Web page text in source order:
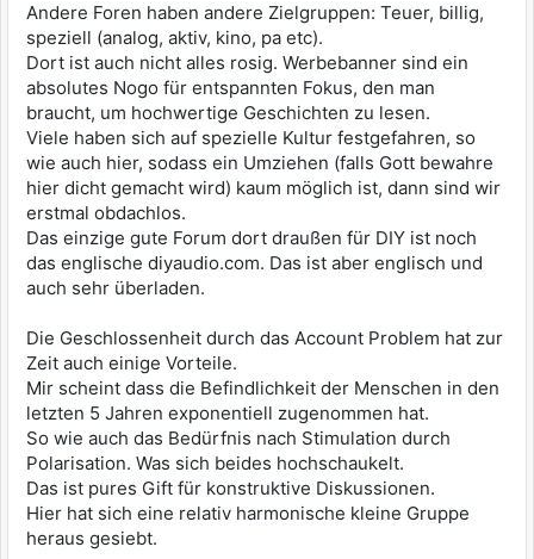
Andere Foren haben andere Zielgruppen: Teuer, billig,
speziell (analog, aktiv, kino, pa etc).
Dort ist auch nicht alles rosig. Werbebanner sind ein
absolutes Nogo für entspannten Fokus, den man
braucht, um hochwertige Geschichten zu lesen.
Viele haben sich auf spezielle Kultur festgefahren, so
wie auch hier, sodass ein Umziehen (falls Gott bewahre
hier dicht gemacht wird) kaum möglich ist, dann sind wir
erstmal obdachlos.
Das einzige gute Forum dort draußen für DIY ist noch
das englische diyaudio.com. Das ist aber englisch und
auch sehr überladen.
Die Geschlossenheit durch das Account Problem hat zur
Zeit auch einige Vorteile.
Mir scheint dass die Befindlichkeit der Menschen in den
letzten 5 Jahren exponentiell zugenommen hat.
So wie auch das Bedürfnis nach Stimulation durch
Polarisation. Was sich beides hochschaukelt.
Das ist pures Gift für konstruktive Diskussionen.
Hier hat sich eine relativ harmonische kleine Gruppe
heraus gesiebt.